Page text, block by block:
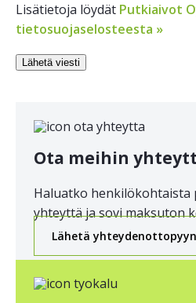
Lisätietoja löydät Putkiaivot
tietosuojaselosteesta »
Ota meihin
Haluatko henkilökohtaista
yhteyttä ja sovi maksuton
Lähetä